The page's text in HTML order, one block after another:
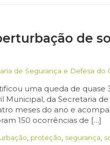
de
de Segurança e Defesa do
uma queda de quase
Municipal, da Secretaria
meses do ano e
150 ocorrências de […]
proteção segurança